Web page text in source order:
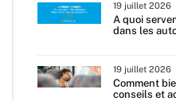
19 juillet 2026
A quoi
dans les
19 juillet 2026
Comment
conseils et